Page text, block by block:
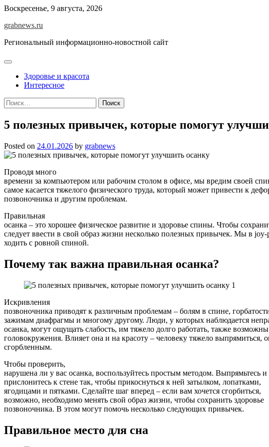
Skip
content
Воскресенье, 9 августа, 2026
grabnews.ru
Региональный информационно-новостной сайт
Здоровье и красота
Интересное
Найти:
5 полезных привычек, которые помогут
Posted on 24.01.2026 by grabnews
Проводя много
времени за компьютером или рабочим столом в офисе, мы вредим своей
самое касается тяжелого физического труда, который может привести к
позвоночника и другим проблемам.
Правильная
осанка – это хорошее физическое развитие и здоровье спины. Чтобы
следует ввести в свой образ жизни несколько полезных привычек. Мы в
ходить с ровной спиной.
Почему так важна правильная осанка?
Искривления
позвоночника приводят к различным проблемам – болям в спине,
зажимам диафрагмы и многому другому. Люди, у которых наблюдается
осанка, могут ощущать слабость, им тяжело долго работать, также возможны
головокружения. Влияет она и на красоту – человеку тяжело выпрямиться,
сгорбленным.
Чтобы проверить,
нарушена ли у вас осанка, воспользуйтесь простым методом. Выпрямьтесь и
прислонитесь к стене так, чтобы прикоснуться к ней затылком, лопатками,
ягодицами и пятками. Сделайте шаг вперед – если вам хочется сгорбиться,
возможно, необходимо менять свой образ жизни, чтобы сохранить здоровье
позвоночника. В этом могут помочь несколько следующих привычек.
Правильное место для сна